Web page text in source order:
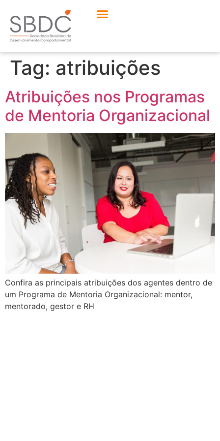
Tag: atribuições
Atribuições nos Programas
de Mentoria Organizacional
Confira as principais atribuições dos agentes dentro de
um Programa de Mentoria Organizacional: mentor,
mentorado, gestor e RH